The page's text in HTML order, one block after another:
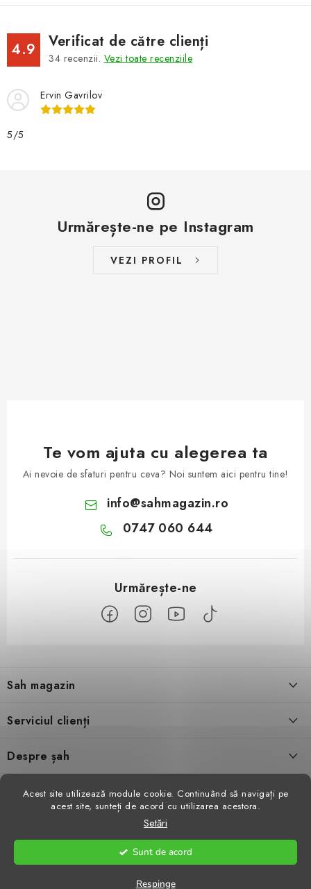
Acest site utilizează module cookie. Continuând să navigați pe
acest site, sunteți de acord cu utilizarea acestora.
Setări
Respinge
Sunt de acord
4.9 Verificat de către clienți
34 recenzii. Vezi toate recenziile
Ervin Gavrilov
5/5
Urmărește-ne pe Instagram
VEZI PROFIL
Te vom ajuta cu alegerea ta
Ai nevoie de sfaturi pentru ceva? Noi suntem aici pentru tine!
info@sahmagazin.ro
0747 060 644
b
o
Sah magazin
Serviciul clienți
Condiţii generale de vânzare
Despre șah
Facebook
Creat de Shoptet